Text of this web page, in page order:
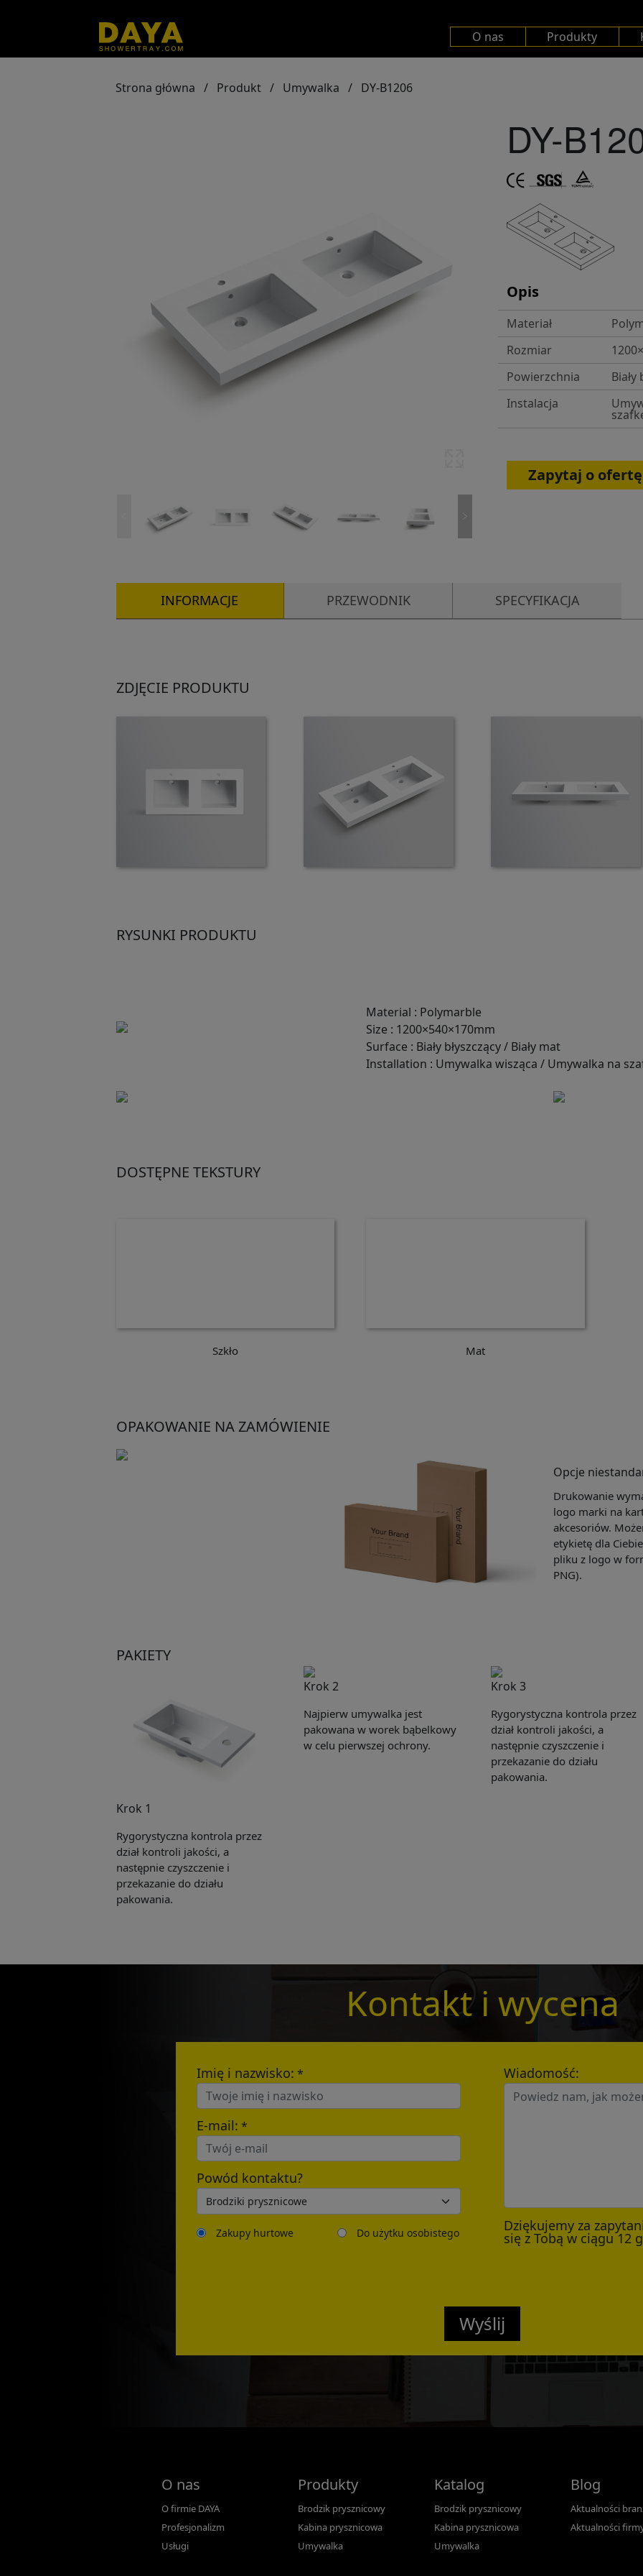
O nas Produkty
Strona główna / Produkt / Umywalka / DY-B1206
DY-
Opis
Materiał
Rozmiar
Powierzchnia
Biały
Instalacja
Zapytaj o ofertę
INFORMACJE PRZEWODNIK SPECYFIKACJA
ZDJĘCIE PRODUKTU
RYSUNKI PRODUKTU
Material : Polymarble
Size : 1200×540×170mm
Surface : Biały błyszczący / Biały mat
Installation : Umywalka wisząca / Umywalka na
DOSTĘPNE TEKSTURY
Szkło Mat
OPAKOWANIE NA ZAMÓWIENIE
Opcje
Drukowanie
logo marki na
akcesoriów.
etykietę dla
pliku z logo w
PNG).
PAKIETY
Krok 1
Rygorystyczna kontrola przez
dział kontroli jakości, a
następnie czyszczenie i
przekazanie do działu
pakowania.
Krok 2
Najpierw umywalka jest
pakowana w worek bąbelkowy
w celu pierwszej ochrony.
Krok 3
Rygorystyczna kontrola przez
dział kontroli jakości, a
następnie czyszczenie i
przekazanie do działu
pakowania.
Confirmed
Kontakt i wycena
Imię i nazwisko: *
E-mail: *
Powód kontaktu?
Zakupy hurtowe Do użytku osobistego
Wiadomość:
Dziękujemy za
się z Tobą w ciągu 12
Wyślij
O nas
O firmie DAYA
Profesjonalizm
Usługi
Produkty
Brodzik prysznicowy
Kabina prysznicowa
Umywalka
Katalog
Brodzik prysznicowy
Kabina prysznicowa
Umywalka
Blog
Aktualności
Aktualności